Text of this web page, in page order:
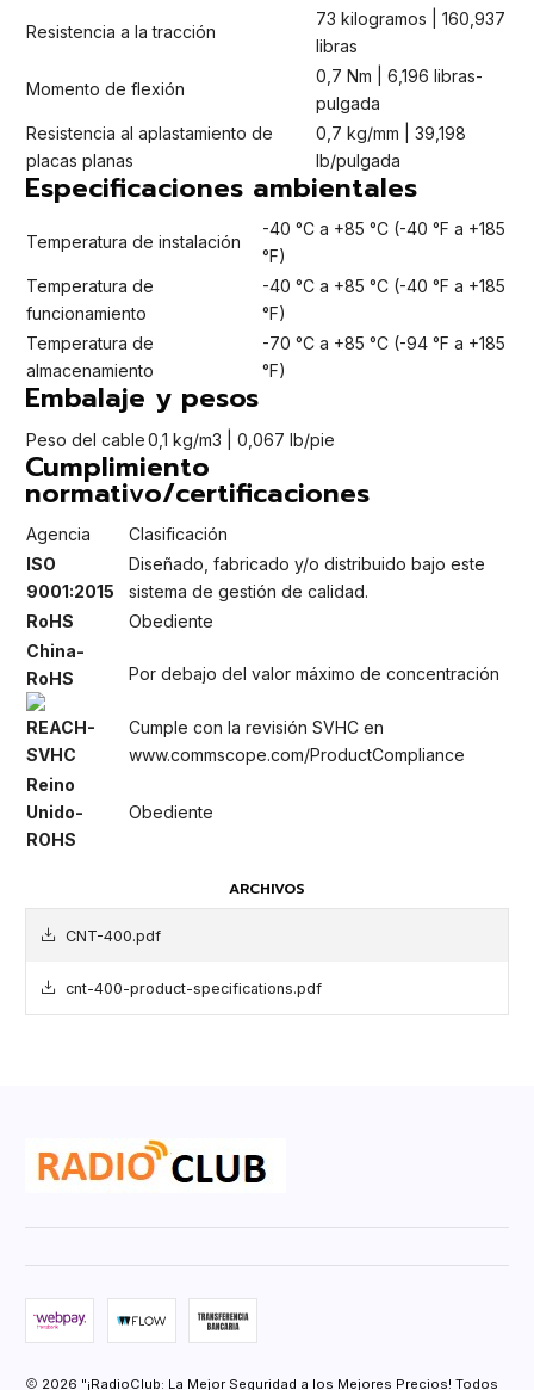
Resistencia a la tracción
73 kilogramos | 160,937
libras
Momento de flexión
0,7 Nm | 6,196 libras-
pulgada
Resistencia al aplastamiento de
placas planas
0,7 kg/mm ​​| 39,198
lb/pulgada
Especificaciones ambientales
Temperatura de instalación
-40 °C a +85 °C (-40 °F a +185
°F)
Temperatura de
funcionamiento
-40 °C a +85 °C (-40 °F a +185
°F)
Temperatura de
almacenamiento
-70 °C a +85 °C (-94 °F a +185
°F)
Embalaje y pesos
Peso del cable0,1 kg/m3 | 0,067 lb/pie
Cumplimiento
normativo/certificaciones
Agencia
Clasificación
ISO
9001:2015
Diseñado, fabricado y/o distribuido bajo este
sistema de gestión de calidad.
RoHS
Obediente
China-
RoHS
Por debajo del valor máximo de concentración
REACH-
SVHC
Cumple con la revisión SVHC en
www.commscope.com/ProductCompliance
Reino
Unido-
ROHS
Obediente
ARCHIVOS
CNT-400.pdf
cnt-400-product-specifications.pdf
2026 "¡RadioClub: La Mejor Seguridad a los Mejores Precios! Todos